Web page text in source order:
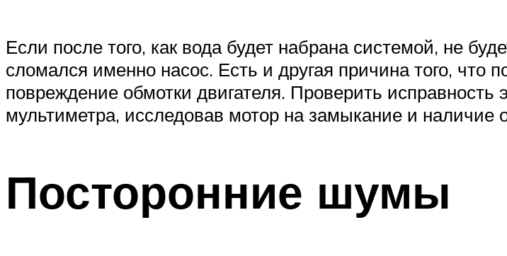
Если после того, как вода будет набрана системой, не
сломался именно насос. Есть и другая причина того, что
повреждение обмотки двигателя. Проверить
мультиметра, исследовав мотор на замыкание и наличие
Посторонние шумы